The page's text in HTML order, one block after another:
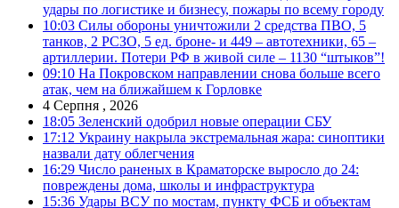
удары по логистике и бизнесу, пожары по всему городу
10:03 Силы обороны уничтожили 2 средства ПВО, 5
танков, 2 РСЗО, 5 ед. броне- и 449 – автотехники, 65 –
артиллерии. Потери РФ в живой силе – 1130 “штыков”!
09:10 На Покровском направлении снова больше всего
атак, чем на ближайшем к Горловке
4 Серпня , 2026
18:05 Зеленский одобрил новые операции СБУ
17:12 Украину накрыла экстремальная жара: синоптики
назвали дату облегчения
16:29 Число раненых в Краматорске выросло до 24:
повреждены дома, школы и инфраструктура
15:36 Удары ВСУ по мостам, пункту ФСБ и объектам